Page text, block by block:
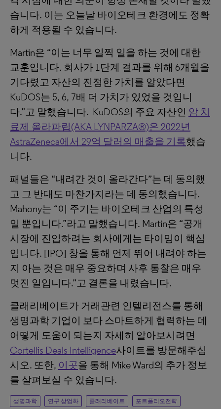
습니다. 이는 오늘날 바이오테크 환경에도 정확
하게 적용될 수 있습니다.
Martin은 “이는 너무 일찍 일을 하는 것에 대한
교훈입니다. 회사가 1단계 결과를 위해 6개월을
기다렸고 자산의 진정한 가치를 알았다면
KuDOS는 5, 6, 7배 더 가치가 있었을 것입니
다.”고 말했습니다. KuDOS의 주요 자산인 암 치
료제 올라파립(AKA LYNPARZA®)은 2022년
AstraZeneca에서 29억 달러의 매출을 기록했습
니다.
패널들은 “내려간 것이 올라간다”는 데 동의했
고 그 반대도 마찬가지라는 데 동의했습니다.
Mahony는 “이 주기는 바이오테크 산업의 특성
일 뿐입니다.”라고 말했습니다. Martin은 “공개
시장에 진입하려는 회사에게는 타이밍이 핵심
입니다. [IPO] 창을 통해 언제 뛰어 내려야 하는
지 아는 것은 매우 중요하며 사후 통찰은 매우
멋진 일입니다.”고 결론을 내렸습니다.
클래리베이트가 거래관련 인텔리전스를 통해
생명과학 기업이 보다 스마트하게 협력하는 데
어떻게 도움이 되는지 자세히 알아보시려면
Cortellis Deals Intelligence사이트를 방문해주십
시오. 또한, 이곳을 통해 Mike Ward의 추가 정보
를 살펴보실 수 있습니다.
생명과학 연구 상업화 클래리베이트 포트폴리오전략